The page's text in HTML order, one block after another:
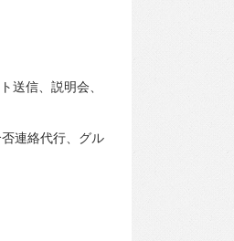
送信、説明会、
連絡代行、グル